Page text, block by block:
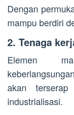
Dengan
mampu berdiri
2. Tenaga
Elemen
akan
industrialisasi.